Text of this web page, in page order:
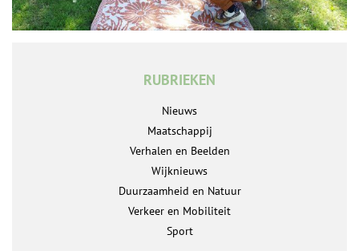
RUBRIEKEN
Nieuws
Maatschappij
Verhalen en Beelden
Wijknieuws
Duurzaamheid en Natuur
Verkeer en Mobiliteit
Sport